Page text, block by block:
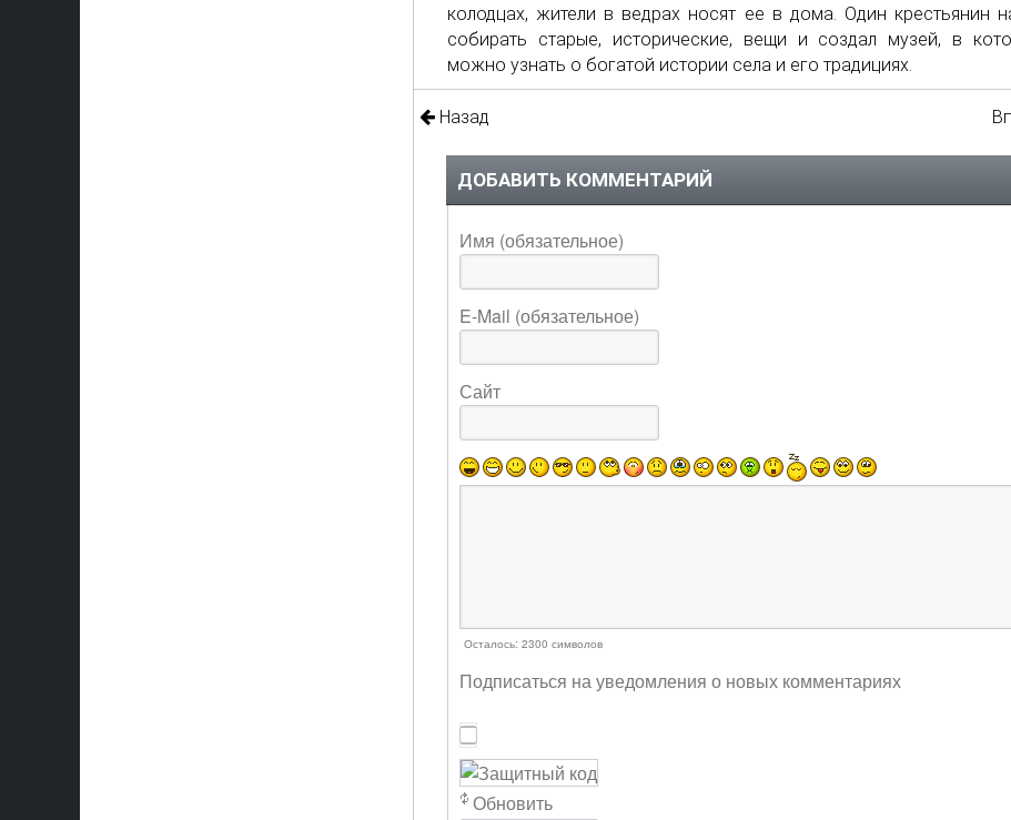
колодцах, жители в ведрах носят ее в дома. Один крестьянин
собирать старые, исторические, вещи и создал музей, в
можно узнать о богатой истории села и его традициях.
Назад
ДОБАВИТЬ КОММЕНТАРИЙ
Имя (обязательное)
E-Mail (обязательное)
Сайт
Осталось: 2300 символов
Подписаться на уведомления о новых комментариях
Обновить